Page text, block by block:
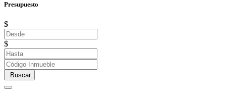
Presupuesto
$
$
Buscar